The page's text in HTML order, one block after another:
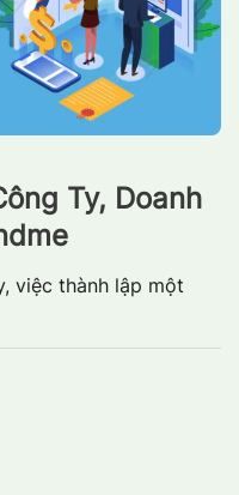
Ty, Doanh
việc thành lập một